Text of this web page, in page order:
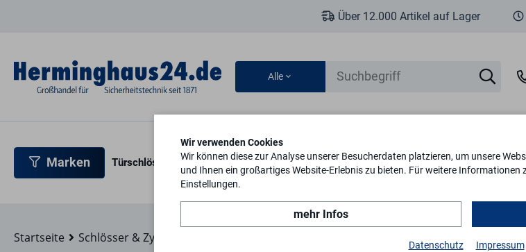
Über 12.000 Artikel auf Lager
Alle
Marken Türschlösser Türbeschläge Türsicherheit Fenstersicherheit Schlösser &
Startseite Schlösser & Zylinder
Wir verwenden Cookies
Wir können diese zur Analyse unserer Besucherdaten platzieren, um unsere
und Ihnen ein großartiges Website-Erlebnis zu bieten. Für weitere Informationen
Einstellungen.
mehr Infos
Datenschutz Impressum